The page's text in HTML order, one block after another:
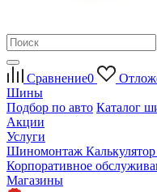
Сравнение0
Шины
Подбор по авто Каталог
Акции
Услуги
Шиномонтаж
Корпоративное
Магазины